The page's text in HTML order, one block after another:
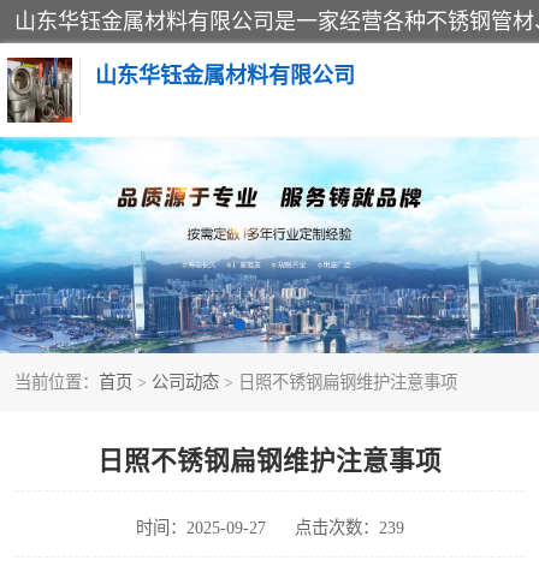
山东华钰金属材料有限公司
当前位置： 首页 > 公司动态 > 日照不锈钢扁钢维护注意事项
日照不锈钢扁钢维护注意事项
时间：2025-09-27 点击次数：239
不锈钢管
管件标准件
不锈钢人孔
不锈钢角钢
不锈钢板